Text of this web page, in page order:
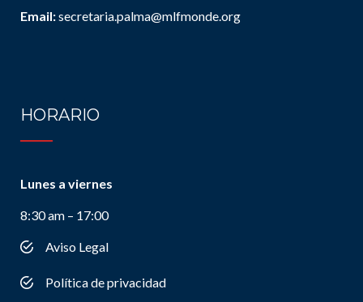
Email:secretaria.palma@mlfmonde.org
HORARIO
Lunes a viernes
8:30 am – 17:00
Aviso Legal
Política de privacidad